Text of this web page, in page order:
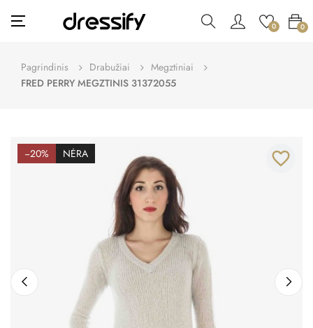
Toggle
navigation
☰ 0 0
Pagrindinis Drabužiai
Megztiniai
FRED PERRY MEGZTINIS 31372055
−20% NĖRA favorite_border